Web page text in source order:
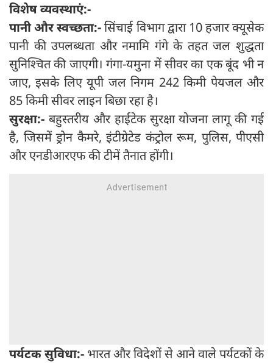
विशेष व्यवस्थाएं:-
पानी और स्वच्छता:-सिंचाई विभाग द्वारा 10 हजार क्यूसेक
पानी की उपलब्धता और नमामि गंगे के तहत जल शुद्धता
सुनिश्चित की जाएगी। गंगा-यमुना में सीवर का एक बूंद भी न
जाए, इसके लिए यूपी जल निगम 242 किमी पेयजल और
85 किमी सीवर लाइन बिछा रहा है।
सुरक्षा:- बहुस्तरीय और हाईटेक सुरक्षा योजना लागू की गई
है, जिसमें ड्रोन कैमरे, इंटीग्रेटेड कंट्रोल रूम, पुलिस, पीएसी
और एनडीआरएफ की टीमें तैनात होंगी।
पर्यटक सुविधा:- भारत और विदेशों से आने वाले पर्यटकों के